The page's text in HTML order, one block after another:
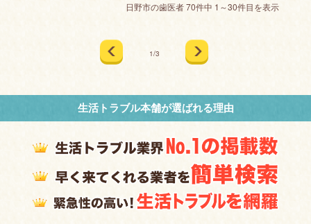
日野市の歯医者 70件中 1～30件目を表示
1/3
生活トラブル本舗が選ばれる理由